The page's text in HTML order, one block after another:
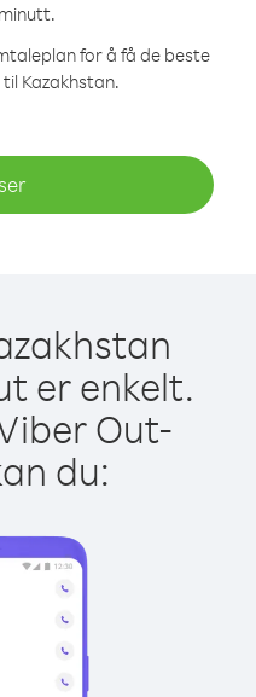
for å få de beste
Kazakhstan.
er enkelt.
Out-
du: